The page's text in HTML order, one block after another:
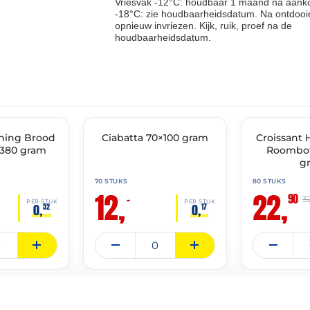
-18°C: zie houdbaarheidsdatum. Na
opnieuw invriezen. Kijk, ruik, proef na de
houdbaarheidsdatum.
Brood
gram
PER STUK
0,52
🔥 OP=OP
Ciabatta 70×100 gram
70 STUKS
12,– PER STUK
0,17
🔥 OP=OP
Croissant
80 STUKS
22,90